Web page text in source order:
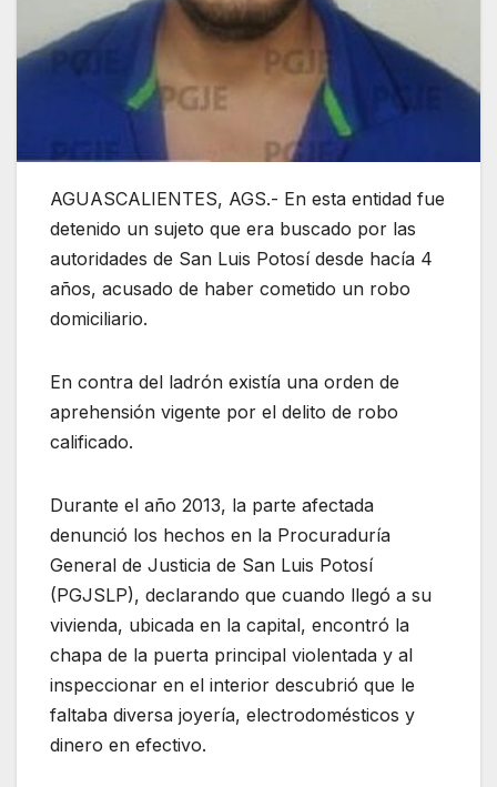
AGUASCALIENTES, AGS.- En esta entidad fue
detenido un sujeto que era buscado por las
autoridades de San Luis Potosí desde hacía 4
años, acusado de haber cometido un robo
domiciliario.
En contra del ladrón existía una orden de
aprehensión vigente por el delito de robo
calificado.
Durante el año 2013, la parte afectada
denunció los hechos en la Procuraduría
General de Justicia de San Luis Potosí
(PGJSLP), declarando que cuando llegó a su
vivienda, ubicada en la capital, encontró la
chapa de la puerta principal violentada y al
inspeccionar en el interior descubrió que le
faltaba diversa joyería, electrodomésticos y
dinero en efectivo.